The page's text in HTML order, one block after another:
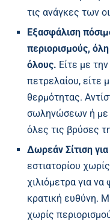
τις ανάγκες των
Εξασφάλιση
περιορισμούς,
όλους. Είτε με
πετρελαίου, είτε
θερμότητας.
σωληνώσεων ή με
όλες τις βρύσες
Δωρεάν Σίτιση
εστιατορίου
χιλιόμετρα για
κρατική ευθύνη.
χωρίς